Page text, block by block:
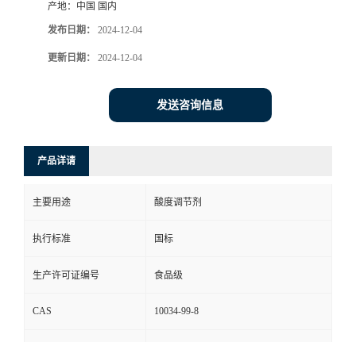
产地： 中国 国内
发布日期： 2024-12-04
更新日期： 2024-12-04
发送咨询信息
产品详请
主要用途 酸度调节剂
执行标准 国标
生产许可证编号 食品级
CAS 10034-99-8